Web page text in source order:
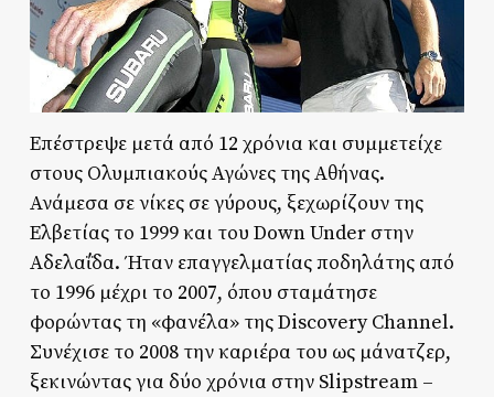
Επέστρεψε μετά από 12 χρόνια και συμμετείχε
στους Ολυμπιακούς Αγώνες της Αθήνας.
Ανάμεσα σε νίκες σε γύρους, ξεχωρίζουν της
Ελβετίας το 1999 και του Down Under στην
Αδελαΐδα. Ήταν επαγγελματίας ποδηλάτης από
το 1996 μέχρι το 2007, όπου σταμάτησε
φορώντας τη «φανέλα» της Discovery Channel.
Συνέχισε το 2008 την καριέρα του ως μάνατζερ,
ξεκινώντας για δύο χρόνια στην Slipstream –